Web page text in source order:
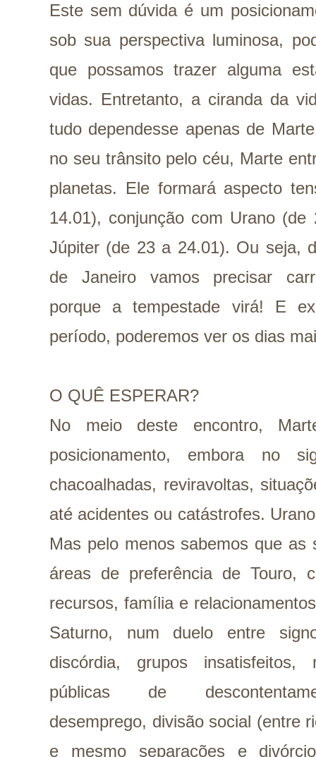
Este sem dúvida é um
sob sua perspectiva luminosa,
que possamos trazer alguma
vidas. Entretanto, a ciranda da
tudo dependesse apenas de
no seu trânsito pelo céu, Marte
planetas. Ele formará aspecto
14.01), conjunção com Urano
Júpiter (de 23 a 24.01). Ou seja,
de Janeiro vamos precisar
porque a tempestade virá! E
período, poderemos ver os dias
O QUÊ ESPERAR?
No meio deste encontro,
posicionamento, embora no
chacoalhadas, reviravoltas,
até acidentes ou catástrofes.
Mas pelo menos sabemos que as
áreas de preferência de Touro,
recursos, família e
Saturno, num duelo entre
discórdia, grupos insatisfeitos,
públicas de
desemprego, divisão social (entre
e mesmo separações e